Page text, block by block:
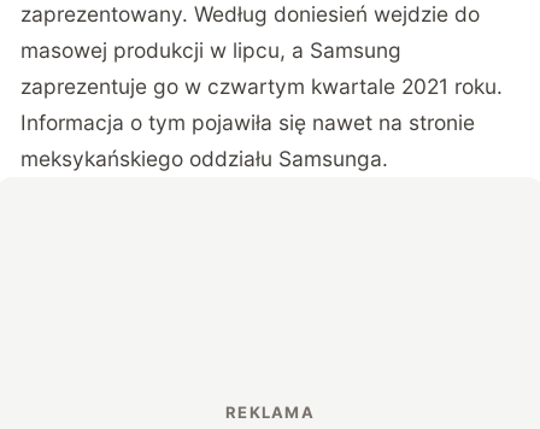
zaprezentowany. Według doniesień wejdzie do
masowej produkcji w lipcu, a Samsung
zaprezentuje go w czwartym kwartale 2021 roku.
Informacja o tym pojawiła się nawet na stronie
meksykańskiego oddziału Samsunga.